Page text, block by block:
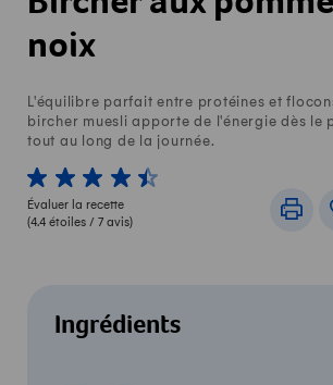
noix
L'équilibre parfait entre protéines et
bircher muesli apporte de l'énergie dès le
tout au long de la journée.
1 von 5 étoiles
2 von 5 étoiles
3 von 5 étoiles
4 von 5 étoiles
5 von 5 étoiles
Évaluer la recette
(4.4 étoiles / 7 avis)
Ingrédients